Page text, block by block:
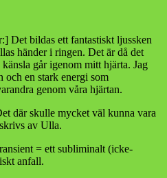
Det bildas ett fantastiskt ljussken
händer i ringen. Det är då det
går igenom mitt hjärta. Jag
och en stark energi som
genom våra hjärtan.
där skulle mycket väl kunna vara
av Ulla.
= ett subliminalt (icke-
anfall.